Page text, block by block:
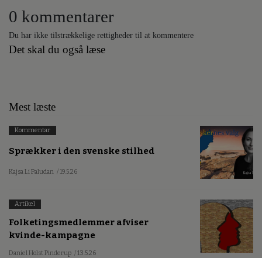
0 kommentarer
Du har ikke tilstrækkelige rettigheder til at kommentere
Det skal du også læse
Mest læste
Kommentar
Sprækker i den svenske stilhed
Kajsa Li Paludan / 19.5.26
Artikel
Folketingsmedlemmer afviser
kvinde-kampagne
Daniel Holst Pinderup / 13.5.26